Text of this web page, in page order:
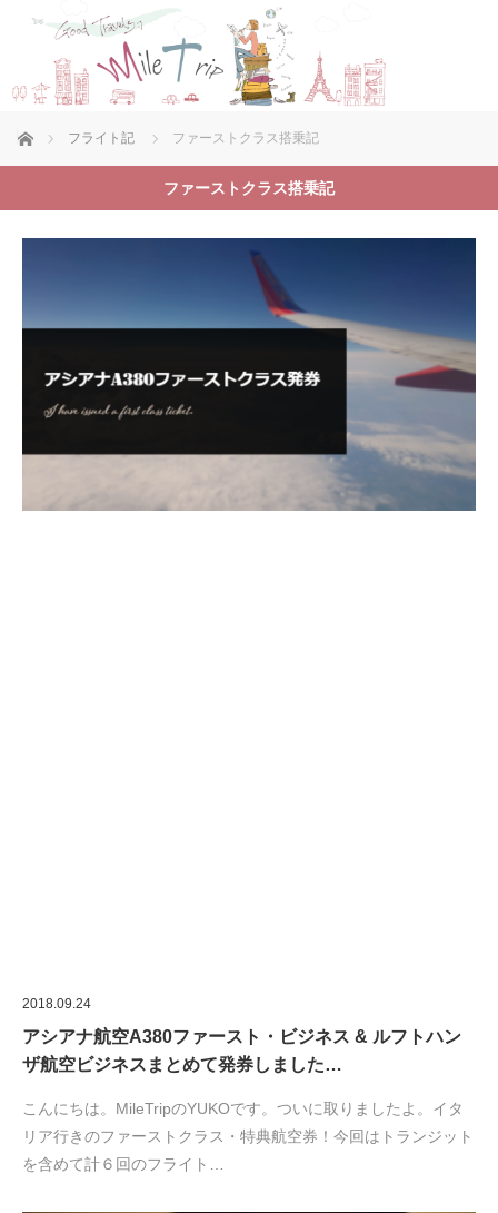
ホーム フライト記 ファーストクラス搭乗記
ファーストクラス搭乗記
2018.09.24
アシアナ航空A380ファースト・ビジネス & ルフトハン
ザ航空ビジネスまとめて発券しました…
こんにちは。MileTripのYUKOです。ついに取りましたよ。イタ
リア行きのファーストクラス・特典航空券！今回はトランジット
を含めて計６回のフライト…